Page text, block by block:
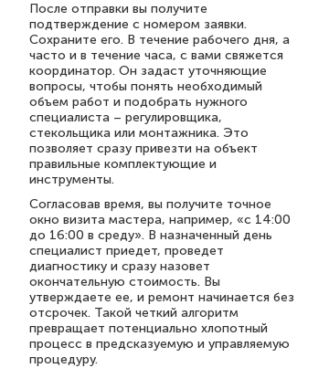
После отправки вы получите
подтверждение с номером заявки.
Сохраните его. В течение рабочего дня, а
часто и в течение часа, с вами свяжется
координатор. Он задаст уточняющие
вопросы, чтобы понять необходимый
объем работ и подобрать нужного
специалиста – регулировщика,
стекольщика или монтажника. Это
позволяет сразу привезти на объект
правильные комплектующие и
инструменты.
Согласовав время, вы получите точное
окно визита мастера, например, «с 14:00
до 16:00 в среду». В назначенный день
специалист приедет, проведет
диагностику и сразу назовет
окончательную стоимость. Вы
утверждаете ее, и ремонт начинается без
отсрочек. Такой четкий алгоритм
превращает потенциально хлопотный
процесс в предсказуемую и управляемую
процедуру.